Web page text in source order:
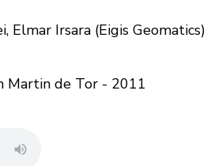
Elmar Irsara (Eigis Geomatics)
Martin de Tor - 2011